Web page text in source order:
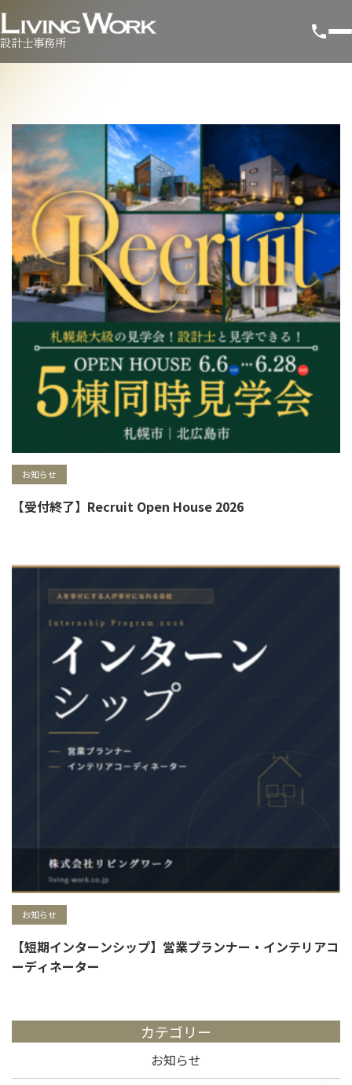
設計士事務所
お知らせ
【受付終了】Recruit Open House 2026
お知らせ
【短期インターンシップ】営業プランナー・インテリアコ
ーディネーター
カテゴリー
お知らせ